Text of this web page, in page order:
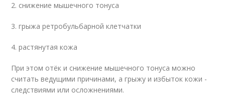
2. снижение мышечного тонуса
3. грыжа ретробульбарной клетчатки
4. растянутая кожа
При этом отёк и снижение мышечного тонуса можно
считать ведущими причинами, а грыжу и избыток кожи -
следствиями или осложнениями.